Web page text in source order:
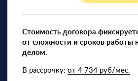
Стоимость договора
от сложности и сроков работы
делом.
В рассрочку: от 4 734 руб/мес.